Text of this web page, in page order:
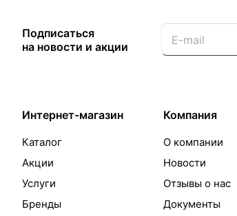
Подписаться
на новости и акции
Интернет-магазин
Каталог
Акции
Услуги
Бренды
Компания
О компании
Новости
Отзывы о нас
Документы